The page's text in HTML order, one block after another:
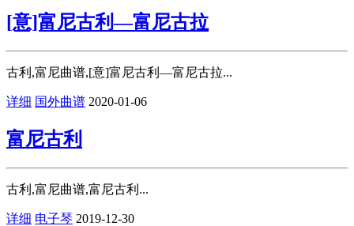
[意]富尼古利—富尼古拉
古利,富尼曲谱,[意]富尼古利—富尼古拉...
详细 国外曲谱 2020-01-06
富尼古利
古利,富尼曲谱,富尼古利...
详细 电子琴 2019-12-30